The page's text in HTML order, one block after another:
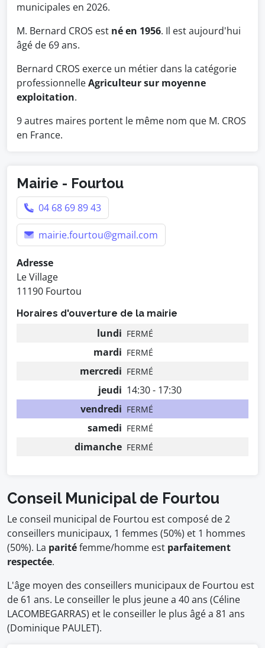
municipales en 2026.
M. Bernard CROS est né en 1956. Il est aujourd'hui
âgé de 69 ans.
Bernard CROS exerce un métier dans la catégorie
professionnelleAgriculteur sur moyenne
exploitation.
9 autres maires portent le même nom que M. CROS
en France.
Mairie - Fourtou
04 68 69 89 43
mairie.fourtou@gmail.com
Adresse
Le Village
11190 Fourtou
Horaires d'ouverture de la mairie
lundi FERMÉ
mardi FERMÉ
mercredi FERMÉ
jeudi 14:30 - 17:30
vendredi FERMÉ
samedi FERMÉ
dimanche FERMÉ
Conseil Municipal de Fourtou
Le conseil municipal de Fourtou est composé de 2
conseillers municipaux, 1 femmes (50%) et 1 hommes
(50%). La paritéfemme/homme est parfaitement
respectée.
L'âge moyen des conseillers municipaux de Fourtou est
de 61 ans. Le conseiller le plus jeune a 40 ans (Céline
LACOMBEGARRAS) et le conseiller le plus âgé a 81 ans
(Dominique PAULET).